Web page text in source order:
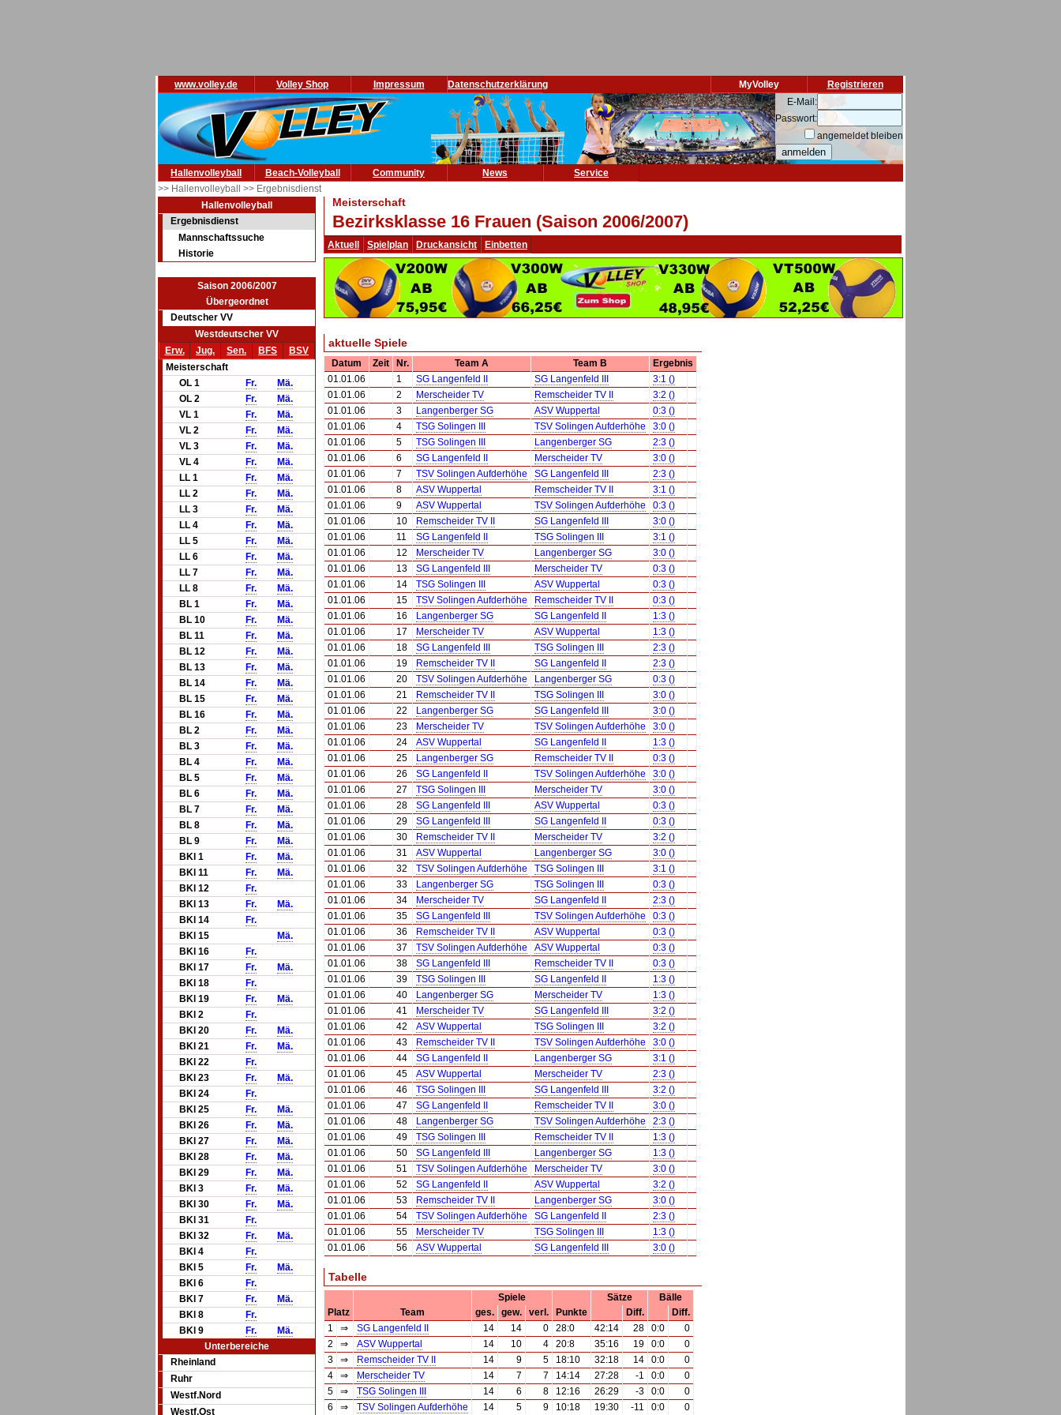
www.volley.de Volley Shop Impressum Datenschutzerklärung Registrieren
MyVolley
E-Mail:
Passwort:
angemeldet bleiben
Hallenvolleyball Beach-Volleyball Community News
Service
>> Hallenvolleyball >> Ergebnisdienst
Hallenvolleyball
Ergebnisdienst
Mannschaftssuche
Historie
Saison 2006/2007
Übergeordnet
Deutscher VV
Westdeutscher VV
Erw.
Jug. Sen. BFS
BSV
Meisterschaft
OL 1
Fr.
Mä.
OL 2
Fr.
Mä.
VL 1
Fr.
Mä.
VL 2
Fr.
Mä.
VL 3
Fr.
Mä.
VL 4
Fr.
Mä.
LL 1
Fr.
Mä.
LL 2
Fr.
Mä.
LL 3
Fr.
Mä.
LL 4
Fr.
Mä.
LL 5
Fr.
Mä.
LL 6
Fr.
Mä.
LL 7
Fr.
Mä.
LL 8
Fr.
Mä.
BL 1
Fr.
Mä.
BL 10
Fr.
Mä.
BL 11
Fr.
Mä.
BL 12
Fr.
Mä.
BL 13
Fr.
Mä.
BL 14
Fr.
Mä.
BL 15
Fr.
Mä.
BL 16
Fr.
Mä.
BL 2
Fr.
Mä.
BL 3
Fr.
Mä.
BL 4
Fr.
Mä.
BL 5
Fr.
Mä.
BL 6
Fr.
Mä.
BL 7
Fr.
Mä.
BL 8
Fr.
Mä.
BL 9
Fr.
Mä.
BKl 1
Fr.
Mä.
BKl 11
Fr.
Mä.
BKl 12
Fr.
BKl 13
Fr.
Mä.
BKl 14
Fr.
BKl 15
Mä.
BKl 16
Fr.
BKl 17
Fr.
Mä.
BKl 18
Fr.
BKl 19
Fr.
Mä.
BKl 2
Fr.
BKl 20
Fr.
Mä.
BKl 21
Fr.
Mä.
BKl 22
Fr.
BKl 23
Fr.
Mä.
BKl 24
Fr.
BKl 25
Fr.
Mä.
BKl 26
Fr.
Mä.
BKl 27
Fr.
Mä.
BKl 28
Fr.
Mä.
BKl 29
Fr.
Mä.
BKl 3
Fr.
Mä.
BKl 30
Fr.
Mä.
BKl 31
Fr.
BKl 32
Fr.
Mä.
BKl 4
Fr.
BKl 5
Fr.
Mä.
BKl 6
Fr.
BKl 7
Fr.
Mä.
BKl 8
Fr.
BKl 9
Fr.
Mä.
Unterbereiche
Rheinland
Ruhr
Westf.Nord
Westf.Ost
Meisterschaft
Bezirksklasse 16 Frauen (Saison 2006/2007)
Aktuell Spielplan Druckansicht Einbetten
aktuelle Spiele
Datum Zeit Nr. Team A Team B
Ergebnis
01.01.06
1 SG Langenfeld II SG Langenfeld III
3:1 ()
01.01.06
2 Merscheider TV Remscheider TV II
3:2 ()
01.01.06
3 Langenberger SG ASV Wuppertal
0:3 ()
01.01.06
4 TSG Solingen III TSV Solingen Aufderhöhe
3:0 ()
01.01.06
5 TSG Solingen III Langenberger SG
2:3 ()
01.01.06
6 SG Langenfeld II Merscheider TV
3:0 ()
01.01.06
7 TSV Solingen Aufderhöhe SG Langenfeld III
2:3 ()
01.01.06
8 ASV Wuppertal Remscheider TV II
3:1 ()
01.01.06
9 ASV Wuppertal TSV Solingen Aufderhöhe
0:3 ()
01.01.06
10 Remscheider TV II SG Langenfeld III
3:0 ()
01.01.06
11 SG Langenfeld II TSG Solingen III
3:1 ()
01.01.06
12 Merscheider TV Langenberger SG
3:0 ()
01.01.06
13 SG Langenfeld III Merscheider TV
0:3 ()
01.01.06
14 TSG Solingen III ASV Wuppertal
0:3 ()
01.01.06
15 TSV Solingen Aufderhöhe Remscheider TV II
0:3 ()
01.01.06
16 Langenberger SG SG Langenfeld II
1:3 ()
01.01.06
17 Merscheider TV ASV Wuppertal
1:3 ()
01.01.06
18 SG Langenfeld III TSG Solingen III
2:3 ()
01.01.06
19 Remscheider TV II SG Langenfeld II
2:3 ()
01.01.06
20 TSV Solingen Aufderhöhe Langenberger SG
0:3 ()
01.01.06
21 Remscheider TV II TSG Solingen III
3:0 ()
01.01.06
22 Langenberger SG SG Langenfeld III
3:0 ()
01.01.06
23 Merscheider TV TSV Solingen Aufderhöhe
3:0 ()
01.01.06
24 ASV Wuppertal SG Langenfeld II
1:3 ()
01.01.06
25 Langenberger SG Remscheider TV II
0:3 ()
01.01.06
26 SG Langenfeld II TSV Solingen Aufderhöhe
3:0 ()
01.01.06
27 TSG Solingen III Merscheider TV
3:0 ()
01.01.06
28 SG Langenfeld III ASV Wuppertal
0:3 ()
01.01.06
29 SG Langenfeld III SG Langenfeld II
0:3 ()
01.01.06
30 Remscheider TV II Merscheider TV
3:2 ()
01.01.06
31 ASV Wuppertal Langenberger SG
3:0 ()
01.01.06
32 TSV Solingen Aufderhöhe TSG Solingen III
3:1 ()
01.01.06
33 Langenberger SG TSG Solingen III
0:3 ()
01.01.06
34 Merscheider TV SG Langenfeld II
2:3 ()
01.01.06
35 SG Langenfeld III TSV Solingen Aufderhöhe
0:3 ()
01.01.06
36 Remscheider TV II ASV Wuppertal
0:3 ()
01.01.06
37 TSV Solingen Aufderhöhe ASV Wuppertal
0:3 ()
01.01.06
38 SG Langenfeld III Remscheider TV II
0:3 ()
01.01.06
39 TSG Solingen III SG Langenfeld II
1:3 ()
01.01.06
40 Langenberger SG Merscheider TV
1:3 ()
01.01.06
41 Merscheider TV SG Langenfeld III
3:2 ()
01.01.06
42 ASV Wuppertal TSG Solingen III
3:2 ()
01.01.06
43 Remscheider TV II TSV Solingen Aufderhöhe
3:0 ()
01.01.06
44 SG Langenfeld II Langenberger SG
3:1 ()
01.01.06
45 ASV Wuppertal Merscheider TV
2:3 ()
01.01.06
46 TSG Solingen III SG Langenfeld III
3:2 ()
01.01.06
47 SG Langenfeld II Remscheider TV II
3:0 ()
01.01.06
48 Langenberger SG TSV Solingen Aufderhöhe
2:3 ()
01.01.06
49 TSG Solingen III Remscheider TV II
1:3 ()
01.01.06
50 SG Langenfeld III Langenberger SG
1:3 ()
01.01.06
51 TSV Solingen Aufderhöhe Merscheider TV
3:0 ()
01.01.06
52 SG Langenfeld II ASV Wuppertal
3:2 ()
01.01.06
53 Remscheider TV II Langenberger SG
3:0 ()
01.01.06
54 TSV Solingen Aufderhöhe SG Langenfeld II
2:3 ()
01.01.06
55 Merscheider TV TSG Solingen III
1:3 ()
01.01.06
56 ASV Wuppertal SG Langenfeld III 3:0 ()
Tabelle
Spiele Sätze
Bälle
Platz
Team ges. gew. verl. Punkte Diff.
Diff.
1
⇒ SG Langenfeld II 14 14 0 28:0 42:14 28 0:0
0
2
⇒ ASV Wuppertal 14 10 4 20:8 35:16 19 0:0
0
3
⇒ Remscheider TV II 14 9 5 18:10 32:18 14 0:0
0
4
⇒ Merscheider TV 14 7 7 14:14 27:28 -1 0:0
0
5
⇒ TSG Solingen III 14 6 8 12:16 26:29 -3 0:0
0
6
⇒ TSV Solingen Aufderhöhe 14 5 9 10:18 19:30 -11 0:0 0